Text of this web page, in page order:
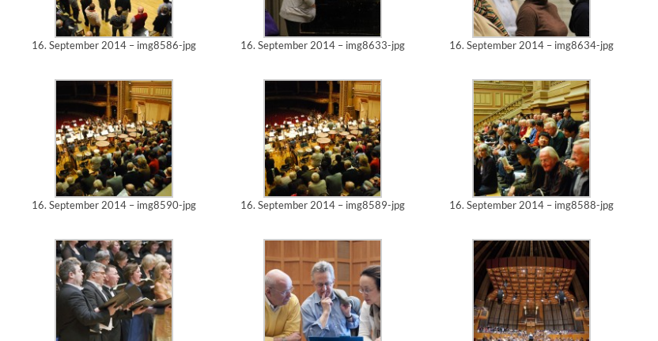
16. September 2014 – img8586-jpg 16. September 2014 – img8633-jpg 16. September 2014 – img8634-jpg
16. September 2014 – img8590-jpg 16. September 2014 – img8589-jpg 16. September 2014 – img8588-jpg